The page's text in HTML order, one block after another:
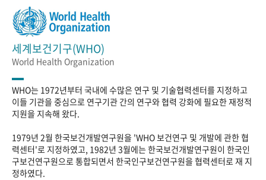
세계보건기구(WHO)
World Health Organization
WHO는 1972년부터 국내에 수많은 연구 및 기술협력센터를 지정하고
이들 기관을 중심으로 연구기관 간의 연구와 협력 강화에 필요한 재정적
지원을 지속해 왔다.
1979년 2월 한국보건개발연구원을 'WHO 보건연구 및 개발에 관한 협
력센터'로 지정하였고, 1982년 3월에는 한국보건개발연구원이 한국인
구보건연구원으로 통합되면서 한국인구보건연구원을 협력센터로 재 지
정하였다.